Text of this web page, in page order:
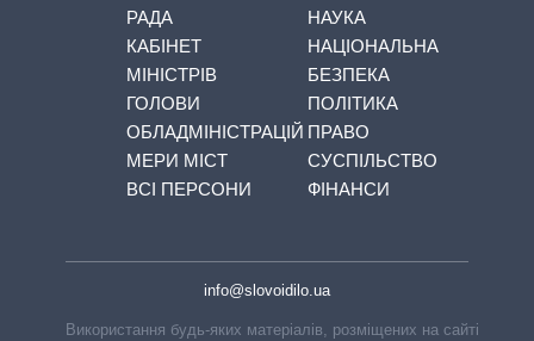
РАДА
КАБІНЕТ
МІНІСТРІВ
ГОЛОВИ
ОБЛАДМІНІСТРАЦІЙ
МЕРИ МІСТ
ВСІ ПЕРСОНИ
НАУКА
НАЦІОНАЛЬНА
БЕЗПЕКА
ПОЛІТИКА
ПРАВО
СУСПІЛЬСТВО
ФІНАНСИ
info@slovoidilo.ua
Використання будь-яких матеріалів, розміщених на сайті,